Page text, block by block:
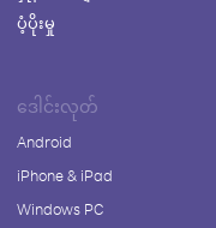
ပံ့ပိုးမှု
ဒေါင်းလုတ်
Android
iPhone & iPad
Windows PC